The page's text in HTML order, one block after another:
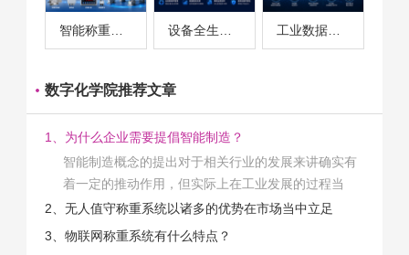
智能称重系统案例 设备全生命周期管理案例 工业数据采集与设备监控案例
数字化学院推荐文章
1、为什么企业需要提倡智能制造？
智能制造概念的提出对于相关行业的发展来讲确实有
着一定的推动作用，但实际上在工业发展的过程当
中，能够推动相关产业发展的具体结束是非常的多
的。那么为什么企业一定需要...
2、无人值守称重系统以诸多的优势在市场当中立足
3、物联网称重系统有什么特点？